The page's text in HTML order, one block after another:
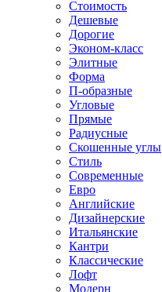
Стоимость
Дешевые
Дорогие
Эконом-класс
Элитные
Форма
П-образные
Угловые
Прямые
Радиусные
Скошенные углы
Стиль
Современные
Евро
Английские
Дизайнерские
Итальянские
Кантри
Классические
Лофт
Модерн